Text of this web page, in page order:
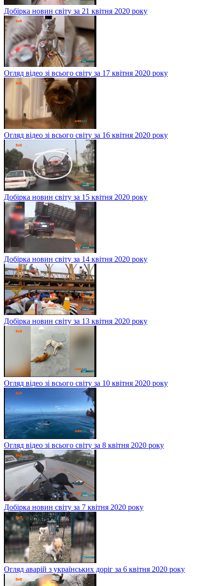
Добірка новин світу за 21 квітня 2020 року
Огляд відео зі всього світу за 17 квітня 2020 року
Огляд відео зі всього світу за 16 квітня 2020 року
Добірка новин світу за 15 квітня 2020 року
Добірка новин світу за 14 квітня 2020 року
Добірка новин світу за 13 квітня 2020 року
Огляд відео зі всього світу за 10 квітня 2020 року
Огляд відео зі всього світу за 8 квітня 2020 року
Добірка новин світу за 7 квітня 2020 року
Огляд аварій з українських доріг за 6 квітня 2020 року